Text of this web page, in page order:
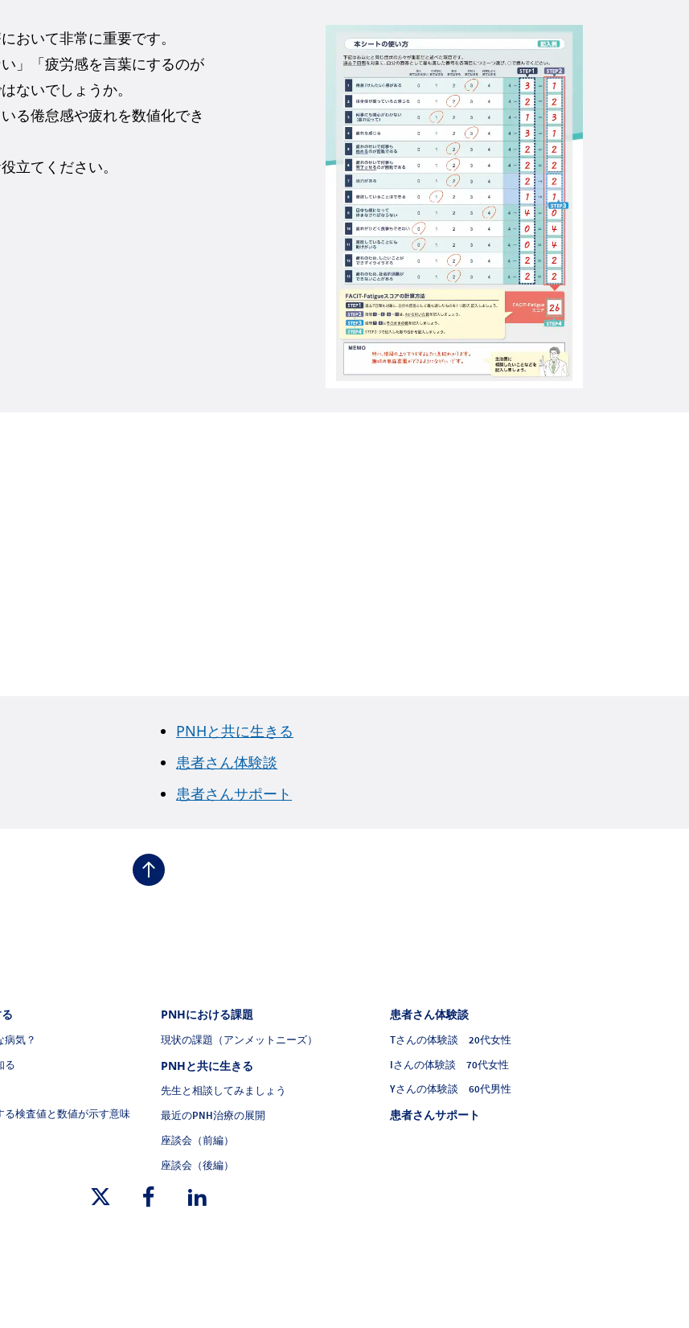
おいて非常に重要です。
」「疲労感を言葉にするのが
ないでしょうか。
る倦怠感や疲れを数値化でき
立てください。
PNHと共に生きる
患者さん体験談
患者さんサポート
病気？
る
る検査値と数値が示す意味
PNHにおける課題
現状の課題（アンメットニーズ）
PNHと共に生きる
先生と相談してみましょう
最近のPNH治療の展開
座談会（前編）
座談会（後編）
患者さん体験談
Tさんの体験談 20代女性
Iさんの体験談 70代女性
Yさんの体験談 60代男性
患者さんサポート